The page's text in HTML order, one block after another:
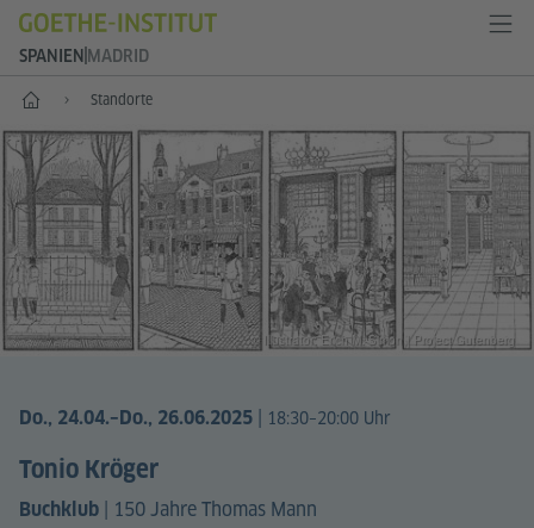
SPANIEN MADRID
Start Standorte
Do., 24.04.–Do., 26.06.2025 18:30–20:00 Uhr
Tonio Kröger
Buchklub | 150 Jahre Thomas Mann
© Illustrator: Erich M. Simon | Project Gutenberg